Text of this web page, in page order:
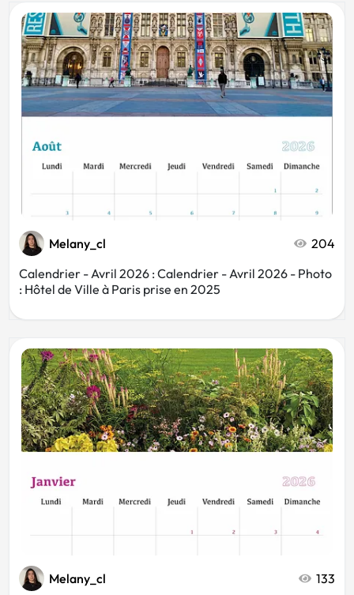
Melany_cl
204
Calendrier - Avril 2026 : Calendrier - Avril 2026 - Photo
: Hôtel de Ville à Paris prise en 2025
Melany_cl
133